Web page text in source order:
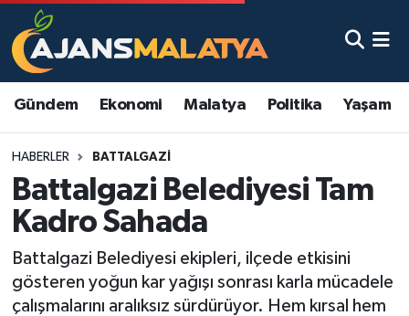
Gündem Ekonomi Malatya Politika Yaşam
HABERLER BATTALGAZI
Battalgazi Belediyesi Tam
Kadro Sahada
Battalgazi Belediyesi ekipleri, ilçede etkisini
gösteren yoğun kar yağışı sonrası karla mücadele
çalışmalarını aralıksız sürdürüyor. Hem kırsal hem
Asayiş
Eğitim
Ekonomi
Gündem
Kadın
Malatya Nöbetçi Eczaneler
Malatya Namaz Vakitleri
Malatya Trafik Yoğunluk Haritası
TFF 3.Lig 2.Grup Puan Durumu ve Fikstür
Tüm Manşetler